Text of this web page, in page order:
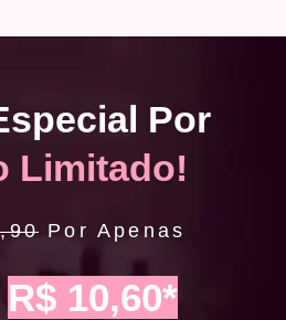
Por
Limitado!
Por Apenas
R$ 10,60*